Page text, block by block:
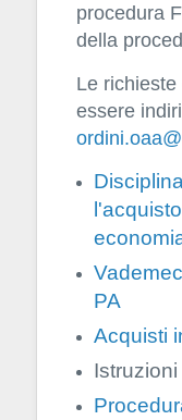
procedura
della
Le
essere
PA
Acquisti